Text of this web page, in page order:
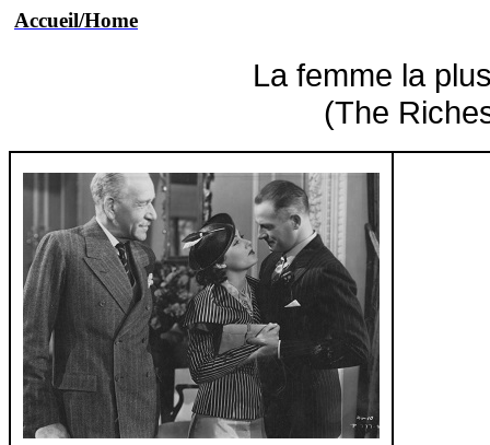
Accueil/Home
La femme la
(The